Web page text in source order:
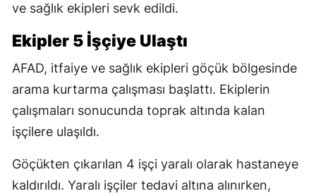
ve sağlık ekipleri sevk edildi.
Ekipler 5 İşçiye Ulaştı
AFAD, itfaiye ve sağlık ekipleri göçük bölgesinde
arama kurtarma çalışması başlattı. Ekiplerin
çalışmaları sonucunda toprak altında kalan
işçilere ulaşıldı.
Göçükten çıkarılan 4 işçi yaralı olarak hastaneye
kaldırıldı. Yaralı işçiler tedavi altına alınırken,